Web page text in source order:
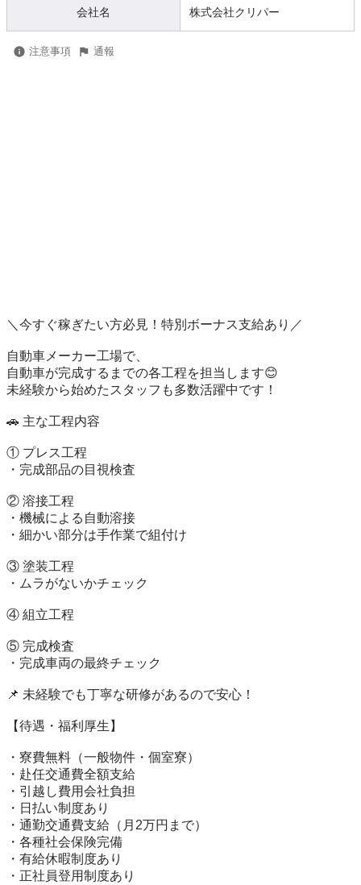
会社名 株式会社クリパー
注意事項 通報
＼今すぐ稼ぎたい方必見！特別ボーナス支給あり／
自動車メーカー工場で、
自動車が完成するまでの各工程を担当します😊
未経験から始めたスタッフも多数活躍中です！
🚗 主な工程内容
① プレス工程
・完成部品の目視検査
② 溶接工程
・機械による自動溶接
・細かい部分は手作業で組付け
③ 塗装工程
・ムラがないかチェック
④ 組立工程
⑤ 完成検査
・完成車両の最終チェック
📌 未経験でも丁寧な研修があるので安心！
【待遇・福利厚生】
・寮費無料（一般物件・個室寮）
・赴任交通費全額支給
・引越し費用会社負担
・日払い制度あり
・通勤交通費支給（月2万円まで）
・各種社会保険完備
・有給休暇制度あり
・正社員登用制度あり